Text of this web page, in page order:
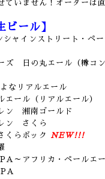
ていません！オーダーは
ビール】
シャインストリート・ペー
ズ 日の丸エール（樽コ
なリアルエール
ール（リアルエール）
ン 湘南ゴールド
ン さくら
くらボック
NEW!!!
～アフリカ・ペールエ